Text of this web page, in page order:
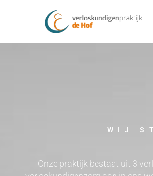
WIJ
Onze praktijk bestaat uit 3